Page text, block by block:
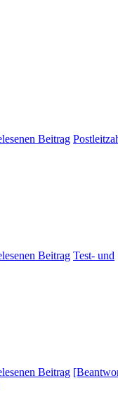
Test- und